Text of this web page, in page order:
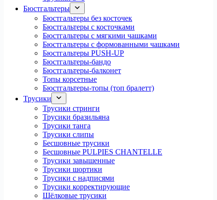
Бюстгальтеры
Бюстгальтеры без косточек
Бюстгальтеры с косточками
Бюстгальтеры с мягкими чашками
Бюстгальтеры с формованными чашками
Бюстгальтеры PUSH-UP
Бюстгальтеры-бандо
Бюстгальтеры-балконет
Топы корсетные
Бюстгальтеры-топы (топ бралетт)
Трусики
Трусики стринги
Трусики бразильяна
Трусики танга
Трусики слипы
Бесшовные трусики
Бесшовные PULPIES CHANTELLE
Трусики завышенные
Трусики шортики
Трусики с надписями
Трусики корректирующие
Шёлковые трусики